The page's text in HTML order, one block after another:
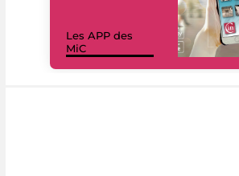
Les APP des
MiC